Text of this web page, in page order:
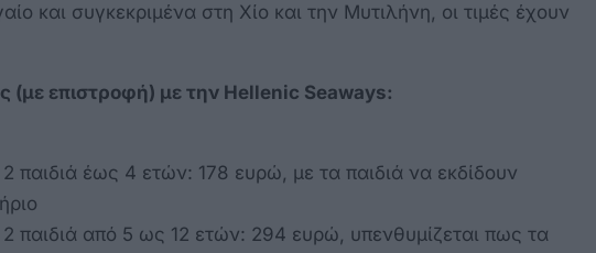
και συγκεκριμένα στη Χίο και την Μυτιλήνη, οι τιμές έχουν
(με επιστροφή) με την Hellenic Seaways:
2 παιδιά έως 4 ετών: 178 ευρώ, με τα παιδιά να εκδίδουν
2 παιδιά από 5 ως 12 ετών: 294 ευρώ, υπενθυμίζεται πως τα